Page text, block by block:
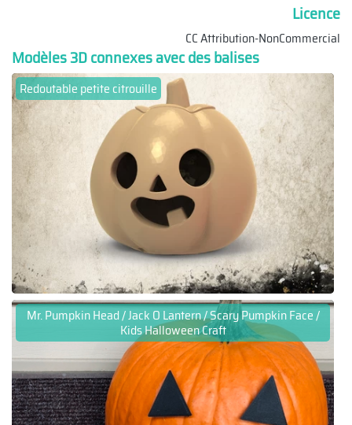
Licence
CC Attribution-NonCommercial
Modèles 3D connexes avec des balises
Redoutable petite citrouille
Mr. Pumpkin Head / Jack O Lantern / Scary Pumpkin Face /
Kids Halloween Craft